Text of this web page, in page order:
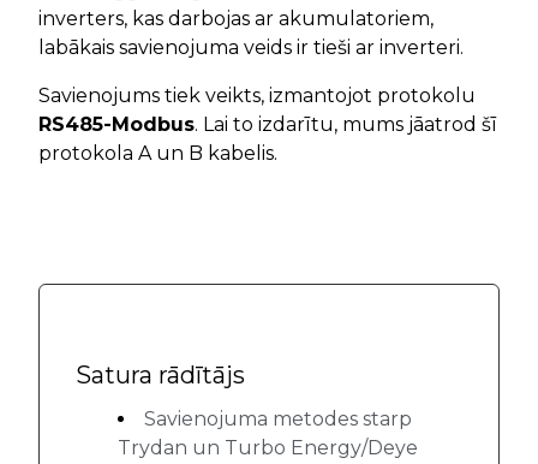
inverters, kas darbojas ar akumulatoriem,
labākais savienojuma veids ir tieši ar inverteri.
Savienojums tiek veikts, izmantojot protokolu
RS485-Modbus. Lai to izdarītu, mums jāatrod šī
protokola A un B kabelis.
Satura rādītājs
Savienojuma metodes starp
Trydan un Turbo Energy/Deye